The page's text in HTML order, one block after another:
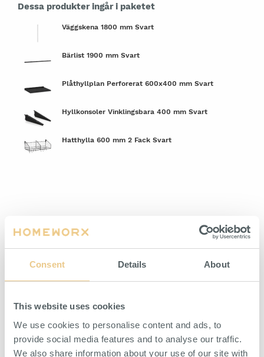
Consent Details About
This website uses cookies
We use cookies to personalise content and ads, to
provide social media features and to analyse our traffic.
We also share information about your use of our site with
Dessa produkter ingår i paketet
Väggskena 1800 mm Svart
Bärlist 1900 mm Svart
Plåthyllplan Perforerat 600x400 mm Svart
Hyllkonsoler Vinklingsbara 400 mm Svart
Hatthylla 600 mm 2 Fack Svart
Hyllplan Perforerad inklusive Klädstång 900 mm
Svart
Plåthyllplan Perforerat 900x300 mm Svart
Hyllkonsoler Vinklingsbara 300 mm Svart
Skohylla inklusive Dropplåt 900 mm Svart
KUMI VÄGGSYSTEM ENTRÉ